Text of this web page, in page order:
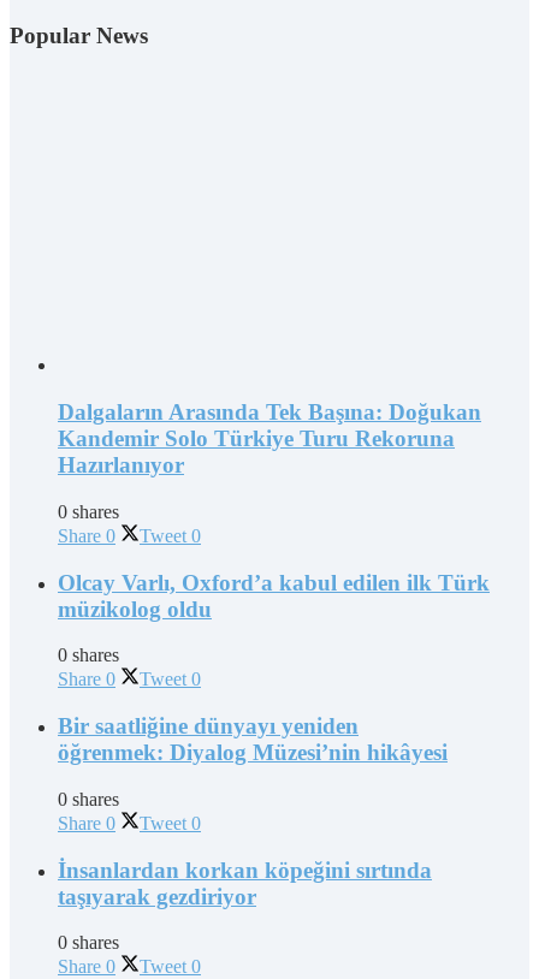
Popular News
Dalgaların Arasında Tek Başına: Doğukan
Kandemir Solo Türkiye Turu Rekoruna
Hazırlanıyor
0 shares
Share 0 Tweet 0
Olcay Varlı, Oxford’a kabul edilen ilk Türk
müzikolog oldu
0 shares
Share 0 Tweet 0
Bir saatliğine dünyayı yeniden
öğrenmek: Diyalog Müzesi’nin hikâyesi
0 shares
Share 0 Tweet 0
İnsanlardan korkan köpeğini sırtında
taşıyarak gezdiriyor
0 shares
Share 0 Tweet 0